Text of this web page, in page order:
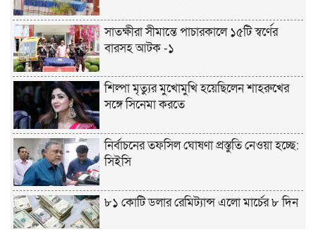
সাতক্ষীরা সীমান্তে পাচারকালে ১৫টি স্বর্ণের
বারসহ আটক -১
শিল্পা মৃত্যুর মুখোমুখি হয়েছিলেন শাহরুখের
সঙ্গে সিনেমা করতে
নির্বাচনের তফসিল ঘোষণা প্রস্তুতি নেওয়া হচ্ছে:
সিইসি
৮১ কোটি ডলার রেমিট্যান্স এলো মার্চের ৮ দিন